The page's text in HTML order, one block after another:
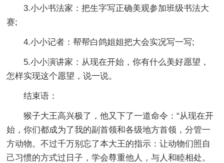
3.小小书法家：把生字写正确美观参加班级书法大
赛;
4.小小记者：帮帮白鸽姐姐把大会实况写一写;
5.小小演讲家：从现在开始，你有什么美好愿望，
怎样实现这个愿望，说一说。
结束语：
猴子大王高兴极了，他又下了一道命令：“从现在开
始，你们都成为了我的副首领和各级地方首领，分管一
方动物。不过千万别忘了本大王的指示：让动物们照自
己习惯的方式过日子，学会尊重他人，与人和睦相处。